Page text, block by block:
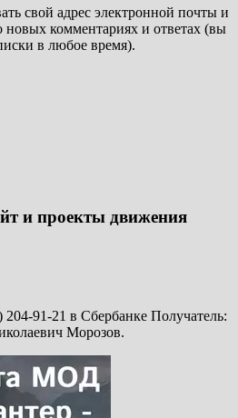
свой адрес электронной почты и
новых комментариях и ответах (вы
в любое время).
и проекты движения
91-21 в Сбербанке Получатель:
Морозов.